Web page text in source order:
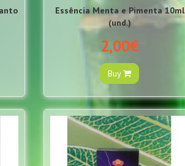
Essência Menta e Pimenta 10ml
(und.)
2,00€
Buy